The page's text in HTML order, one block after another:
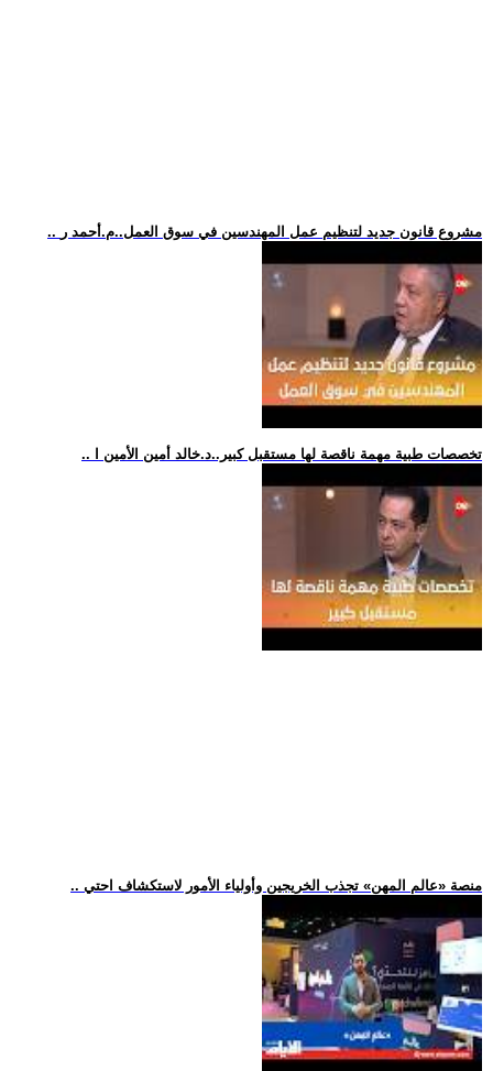
.. مشروع قانون جديد لتنظيم عمل المهندسين في سوق العمل..م.أحمد ر
.. تخصصات طبية مهمة ناقصة لها مستقبل كبير..د.خالد أمين الأمين ا
.. منصة «عالم المهن» تجذب الخريجين وأولياء الأمور لاستكشاف احتي